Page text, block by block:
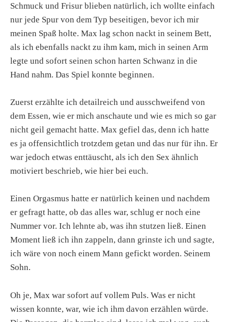
Schmuck und Frisur blieben natürlich, ich wollte einfach
nur jede Spur von dem Typ beseitigen, bevor ich mir
meinen Spaß holte. Max lag schon nackt in seinem Bett,
als ich ebenfalls nackt zu ihm kam, mich in seinen Arm
legte und sofort seinen schon harten Schwanz in die
Hand nahm. Das Spiel konnte beginnen.
Zuerst erzählte ich detailreich und ausschweifend von
dem Essen, wie er mich anschaute und wie es mich so gar
nicht geil gemacht hatte. Max gefiel das, denn ich hatte
es ja offensichtlich trotzdem getan und das nur für ihn. Er
war jedoch etwas enttäuscht, als ich den Sex ähnlich
motiviert beschrieb, wie hier bei euch.
Einen Orgasmus hatte er natürlich keinen und nachdem
er gefragt hatte, ob das alles war, schlug er noch eine
Nummer vor. Ich lehnte ab, was ihn stutzen ließ. Einen
Moment ließ ich ihn zappeln, dann grinste ich und sagte,
ich wäre von noch einem Mann gefickt worden. Seinem
Sohn.
Oh je, Max war sofort auf vollem Puls. Was er nicht
wissen konnte, war, wie ich ihm davon erzählen würde.